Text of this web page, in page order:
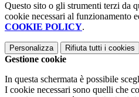
Questo sito o gli strumenti terzi da
cookie necessari al funzionamento
COOKIE POLICY.
Personalizza Rifiuta tutti i cookies
Gestione cookie
In questa schermata è possibile
I cookie necessari sono quelli che